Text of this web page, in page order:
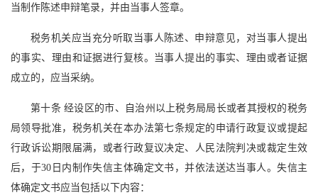
当制作陈述申辩笔录，并由当事人签章。
税务机关应当充分听取当事人陈述、申辩意见，对当事人提出
的事实、理由和证据进行复核。当事人提出的事实、理由或者证据
成立的，应当采纳。
第十条 经设区的市、自治州以上税务局局长或者其授权的税务
局领导批准，税务机关在本办法第七条规定的申请行政复议或提起
行政诉讼期限届满，或者行政复议决定、人民法院判决或裁定生效
后，于30日内制作失信主体确定文书，并依法送达当事人。失信主
体确定文书应当包括以下内容：